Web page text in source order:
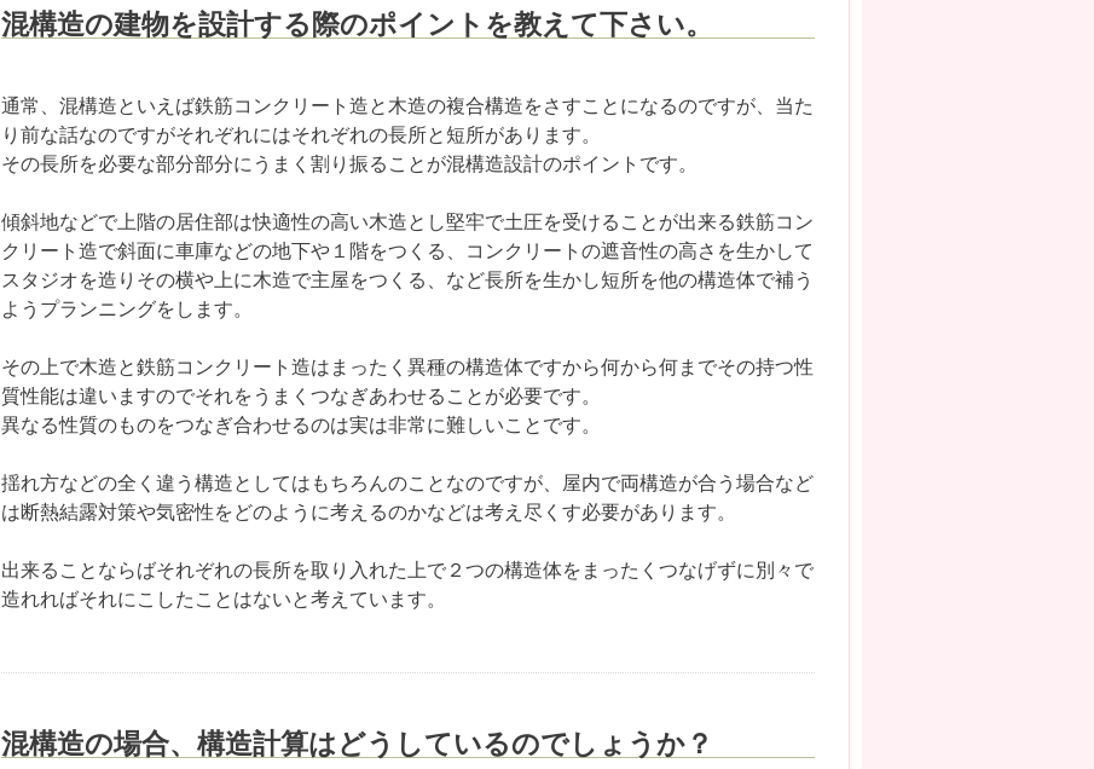
混構造の建物を設計する際のポイントを教えて下さい。
通常、混構造といえば鉄筋コンクリート造と木造の複合構造をさすことになるのですが、当た
り前な話なのですがそれぞれにはそれぞれの長所と短所があります。
その長所を必要な部分部分にうまく割り振ることが混構造設計のポイントです。
傾斜地などで上階の居住部は快適性の高い木造とし堅牢で土圧を受けることが出来る鉄筋コン
クリート造で斜面に車庫などの地下や１階をつくる、コンクリートの遮音性の高さを生かして
スタジオを造りその横や上に木造で主屋をつくる、など長所を生かし短所を他の構造体で補う
ようプランニングをします。
その上で木造と鉄筋コンクリート造はまったく異種の構造体ですから何から何までその持つ性
質性能は違いますのでそれをうまくつなぎあわせることが必要です。
異なる性質のものをつなぎ合わせるのは実は非常に難しいことです。
揺れ方などの全く違う構造としてはもちろんのことなのですが、屋内で両構造が合う場合など
は断熱結露対策や気密性をどのように考えるのかなどは考え尽くす必要があります。
出来ることならばそれぞれの長所を取り入れた上で２つの構造体をまったくつなげずに別々で
造れればそれにこしたことはないと考えています。
混構造の場合、構造計算はどうしているのでしょうか？